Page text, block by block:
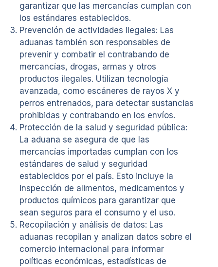
garantizar que las mercancías cumplan con
los estándares establecidos.
Prevención de actividades ilegales: Las
aduanas también son responsables de
prevenir y combatir el contrabando de
mercancías, drogas, armas y otros
productos ilegales. Utilizan tecnología
avanzada, como escáneres de rayos X y
perros entrenados, para detectar sustancias
prohibidas y contrabando en los envíos.
Protección de la salud y seguridad pública:
La aduana se asegura de que las
mercancías importadas cumplan con los
estándares de salud y seguridad
establecidos por el país. Esto incluye la
inspección de alimentos, medicamentos y
productos químicos para garantizar que
sean seguros para el consumo y el uso.
Recopilación y análisis de datos: Las
aduanas recopilan y analizan datos sobre el
comercio internacional para informar
políticas económicas, estadísticas de